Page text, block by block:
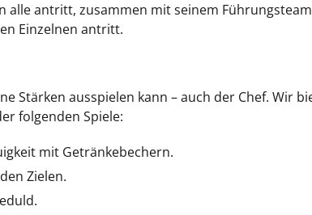
alle antritt, zusammen mit seinem Führungsteam
Einzelnen antritt.
Stärken ausspielen kann – auch der Chef. Wir
folgenden Spiele:
mit Getränkebechern.
Zielen.